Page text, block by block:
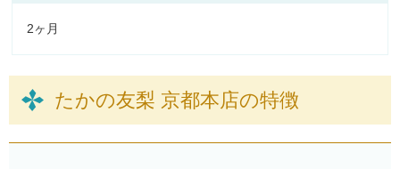
2ヶ月
たかの友梨 京都本店の特徴